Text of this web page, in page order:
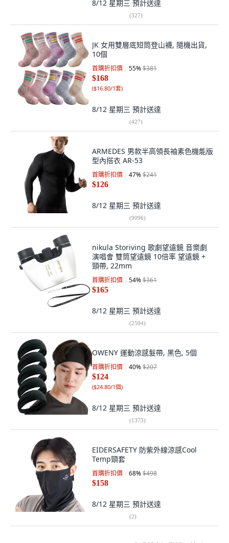
8/12 星期三 預計送達
(327)
JK 女用雙層底短筒登山襪, 隨機出貨,
10個
首購折扣價 55%$381
$168
($16.80/1套)
8/12 星期三 預計送達
(427)
ARMEDES 男款半高領長袖素色機能版
型內搭衣 AR-53
首購折扣價 47%$241
$126
8/12 星期三 預計送達
(9096)
nikula Storiving 歌劇望遠鏡 音樂劇
演唱會 雙筒望遠鏡 10倍率 望遠鏡 +
頸帶, 22mm
首購折扣價 54%$361
$165
8/12 星期三 預計送達
(2594)
OWENY 運動涼感髮帶, 黑色, 5個
首購折扣價 40%$207
$124
($24.80/1個)
8/12 星期三 預計送達
(1373)
EIDERSAFETY 防紫外線涼感Cool
Temp頸套
首購折扣價 68%$498
$158
8/12 星期三 預計送達
(2)